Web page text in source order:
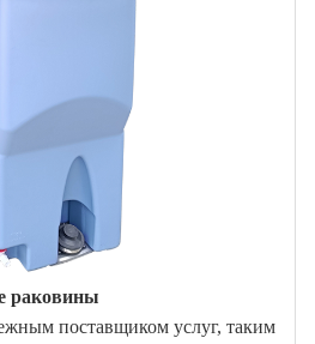
раковины
поставщиком услуг, таким